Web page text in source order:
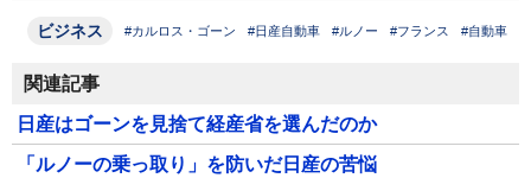
ビジネス #カルロス・ゴーン #日産自動車 #ルノー #フランス #自動車
関連記事
日産はゴーンを見捨て経産省を選んだのか
「ルノーの乗っ取り」を防いだ日産の苦悩